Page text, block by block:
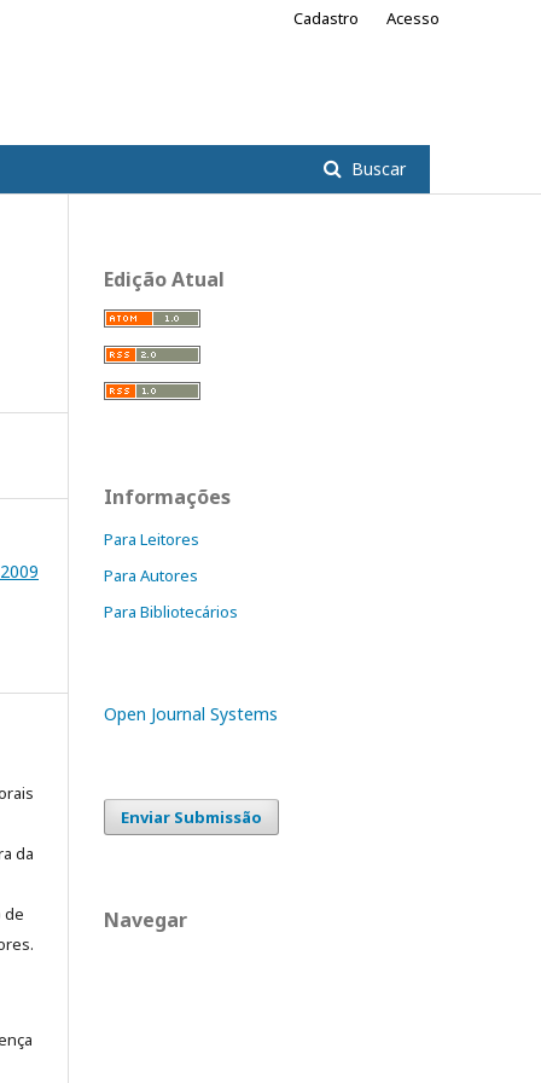
Buscar
Cadastro Acesso
da
de
Edição Atual
Informações
Para Leitores
Para Autores
Para Bibliotecários
Open Journal Systems
Enviar Submissão
Navegar